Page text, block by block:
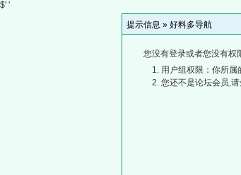
$' '
提示信息 » 好料多导航
您没有登录或者您没有权
用户组权限：你所
您还不是论坛会员,